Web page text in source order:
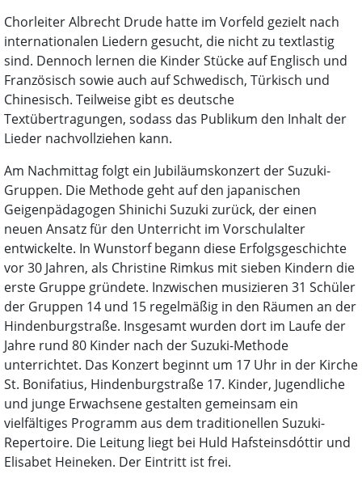
Chorleiter Albrecht Drude hatte im Vorfeld gezielt nach
internationalen Liedern gesucht, die nicht zu textlastig
sind. Dennoch lernen die Kinder Stücke auf Englisch und
Französisch sowie auch auf Schwedisch, Türkisch und
Chinesisch. Teilweise gibt es deutsche
Textübertragungen, sodass das Publikum den Inhalt der
Lieder nachvollziehen kann.
Am Nachmittag folgt ein Jubiläumskonzert der Suzuki-
Gruppen. Die Methode geht auf den japanischen
Geigenpädagogen Shinichi Suzuki zurück, der einen
neuen Ansatz für den Unterricht im Vorschulalter
entwickelte. In Wunstorf begann diese Erfolgsgeschichte
vor 30 Jahren, als Christine Rimkus mit sieben Kindern die
erste Gruppe gründete. Inzwischen musizieren 31 Schüler
der Gruppen 14 und 15 regelmäßig in den Räumen an der
Hindenburgstraße. Insgesamt wurden dort im Laufe der
Jahre rund 80 Kinder nach der Suzuki-Methode
unterrichtet. Das Konzert beginnt um 17 Uhr in der Kirche
St. Bonifatius, Hindenburgstraße 17. Kinder, Jugendliche
und junge Erwachsene gestalten gemeinsam ein
vielfältiges Programm aus dem traditionellen Suzuki-
Repertoire. Die Leitung liegt bei Huld Hafsteinsdóttir und
Elisabet Heineken. Der Eintritt ist frei.